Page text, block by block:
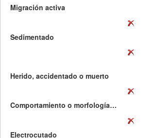
Migración activa
Sedimentado
Herido, accidentado o muerto
Comportamiento o morfología curiosa
Electrocutado